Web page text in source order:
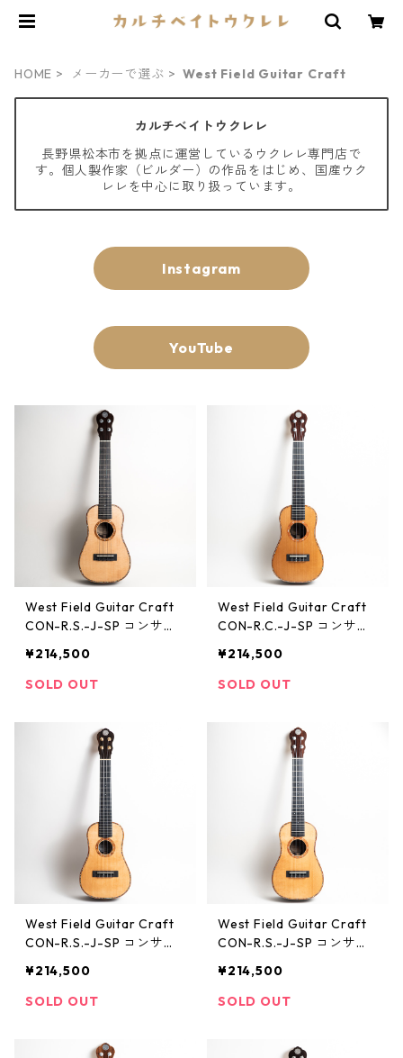
HOME メーカーで選ぶ West Field Guitar Craft
カルチベイトウクレレ
長野県松本市を拠点に運営しているウクレレ専門店で
す。個人製作家（ビルダー）の作品をはじめ、国産ウク
レレを中心に取り扱っています。
Instagram
YouTube
West Field Guitar Craft
CON-R.S.-J-SP コンサー
¥214,500
SOLD OUT
West Field Guitar Craft
CON-R.C.-J-SP コンサー
プ）
¥214,500
SOLD OUT
West Field Guitar Craft
CON-R.S.-J-SP コンサー
¥214,500
SOLD OUT
West Field Guitar Craft
CON-R.S.-J-SP コンサー
ップ）
¥214,500
SOLD OUT